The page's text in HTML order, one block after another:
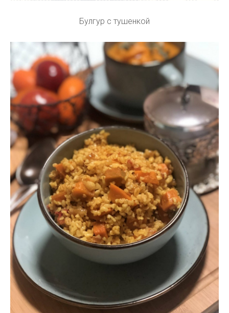
Булгур с тушенкой